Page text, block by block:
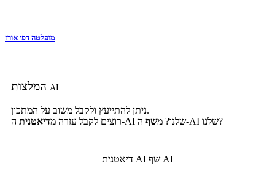
מופלטה דפי אורז
AI
ניתן להתייעץ ולקבל משוב על המתכון.
רוצים לקבל עזרה מדיאטנית ה-AI שלנו? משף ה-AI שלנו?
דיאטנית AI שף AI